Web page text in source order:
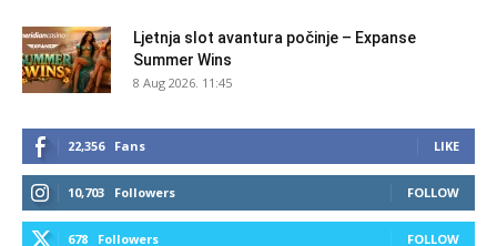
Ljetnja slot avantura počinje – Expanse
Summer Wins
8 Aug 2026. 11:45
22,356 Fans LIKE
10,703 Followers FOLLOW
678 Followers FOLLOW